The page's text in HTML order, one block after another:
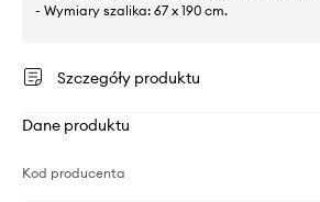
- Wymiary szalika: 67 x 190 cm.
Szczegóły produktu
Dane produktu
Kod producenta